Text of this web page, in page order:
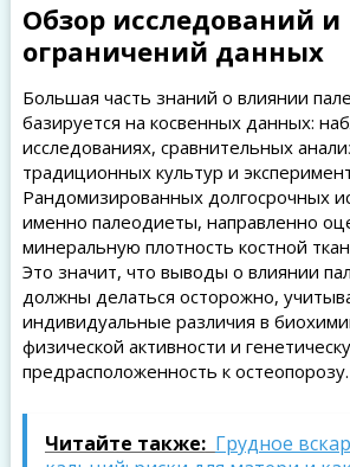
Обзор исследований и
ограничений данных
Большая часть знаний о влиянии
базируется на косвенных данных:
исследованиях, сравнительных
традиционных культур и
Рандомизированных долгосрочных
именно палеодиеты, направленно
минеральную плотность костной
Это значит, что выводы о влиянии
должны делаться осторожно,
индивидуальные различия в
физической активности и
предрасположенность к остеопорозу.
Читайте также: Грудное